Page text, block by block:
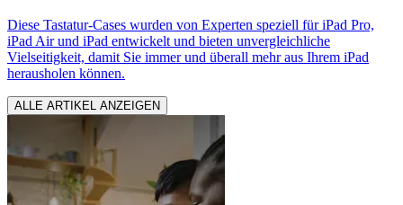
Diese Tastatur-Cases wurden von Experten speziell für iPad Pro,
iPad Air und iPad entwickelt und bieten unvergleichliche
Vielseitigkeit, damit Sie immer und überall mehr aus Ihrem iPad
herausholen können.
ALLE ARTIKEL ANZEIGEN